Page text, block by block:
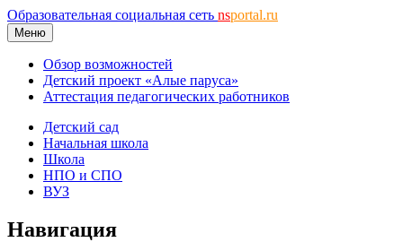
Образовательная социальная сеть nsportal.ru
Меню
Обзор возможностей
Детский проект «Алые паруса»
Аттестация педагогических работников
Детский сад
Начальная школа
Школа
НПО и СПО
ВУЗ
Навигация